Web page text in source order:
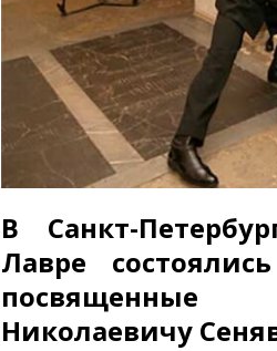
В Санкт-
Лавре
Николаевичу